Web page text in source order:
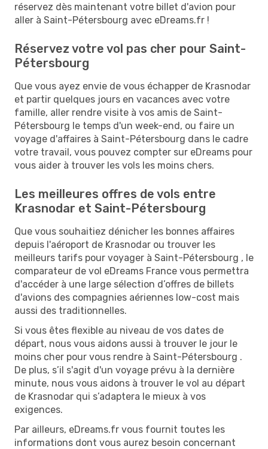
réservez dès maintenant votre billet d'avion pour
aller à Saint-Pétersbourg avec eDreams.fr !
Réservez votre vol pas cher pour Saint-
Pétersbourg
Que vous ayez envie de vous échapper de Krasnodar
et partir quelques jours en vacances avec votre
famille, aller rendre visite à vos amis de Saint-
Pétersbourg le temps d'un week-end, ou faire un
voyage d'affaires à Saint-Pétersbourg dans le cadre
votre travail, vous pouvez compter sur eDreams pour
vous aider à trouver les vols les moins chers.
Les meilleures offres de vols entre
Krasnodar et Saint-Pétersbourg
Que vous souhaitiez dénicher les bonnes affaires
depuis l'aéroport de Krasnodar ou trouver les
meilleurs tarifs pour voyager à Saint-Pétersbourg , le
comparateur de vol eDreams France vous permettra
d'accéder à une large sélection d’offres de billets
d'avions des compagnies aériennes low-cost mais
aussi des traditionnelles.
Si vous êtes flexible au niveau de vos dates de
départ, nous vous aidons aussi à trouver le jour le
moins cher pour vous rendre à Saint-Pétersbourg .
De plus, s’il s'agit d'un voyage prévu à la dernière
minute, nous vous aidons à trouver le vol au départ
de Krasnodar qui s’adaptera le mieux à vos
exigences.
Par ailleurs, eDreams.fr vous fournit toutes les
informations dont vous aurez besoin concernant